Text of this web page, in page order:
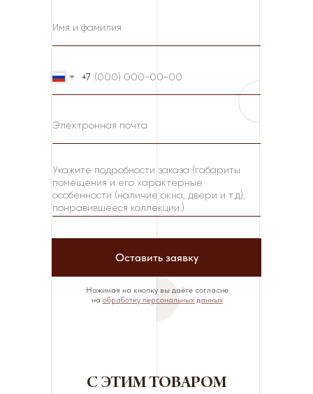
+7
Оставить заявку
Нажимая на кнопку вы даёте согласие
на обработку персональных данных
С ЭТИМ ТОВАРОМ